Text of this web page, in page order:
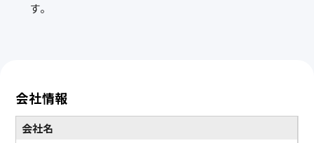
す。
会社情報
会社名